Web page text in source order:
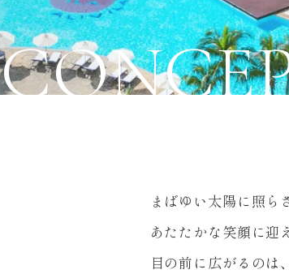
まばゆい太陽に照ら
あたたかな笑顔に迎
目の前に広がるのは、